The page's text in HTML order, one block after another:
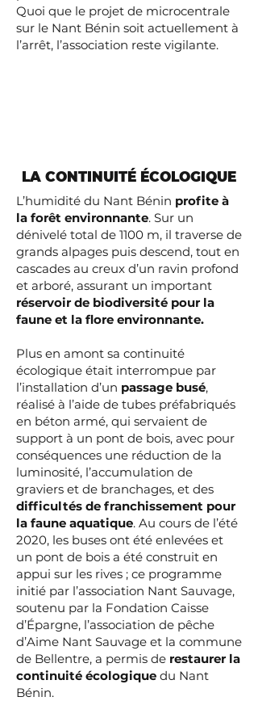
Quoi que le projet de microcentrale
sur le Nant Bénin soit actuellement à
l’arrêt, l’association reste vigilante.
LA CONTINUITÉ ÉCOLOGIQUE
L’humidité du Nant Bénin profite à
la forêt environnante. Sur un
dénivelé total de 1100 m, il traverse de
grands alpages puis descend, tout en
cascades au creux d’un ravin profond
et arboré, assurant un important
réservoir de biodiversité pour la
faune et la flore environnante.
Plus en amont sa continuité
écologique était interrompue par
l’installation d’un passage busé,
réalisé à l’aide de tubes préfabriqués
en béton armé, qui servaient de
support à un pont de bois, avec pour
conséquences une réduction de la
luminosité, l’accumulation de
graviers et de branchages, et des
difficultés de franchissement pour
la faune aquatique. Au cours de l’été
2020, les buses ont été enlevées et
un pont de bois a été construit en
appui sur les rives ; ce programme
initié par l’association Nant Sauvage,
soutenu par la Fondation Caisse
d’Épargne, l’association de pêche
d’Aime Nant Sauvage et la commune
de Bellentre, a permis de restaurer la
continuité écologique du Nant
Bénin.